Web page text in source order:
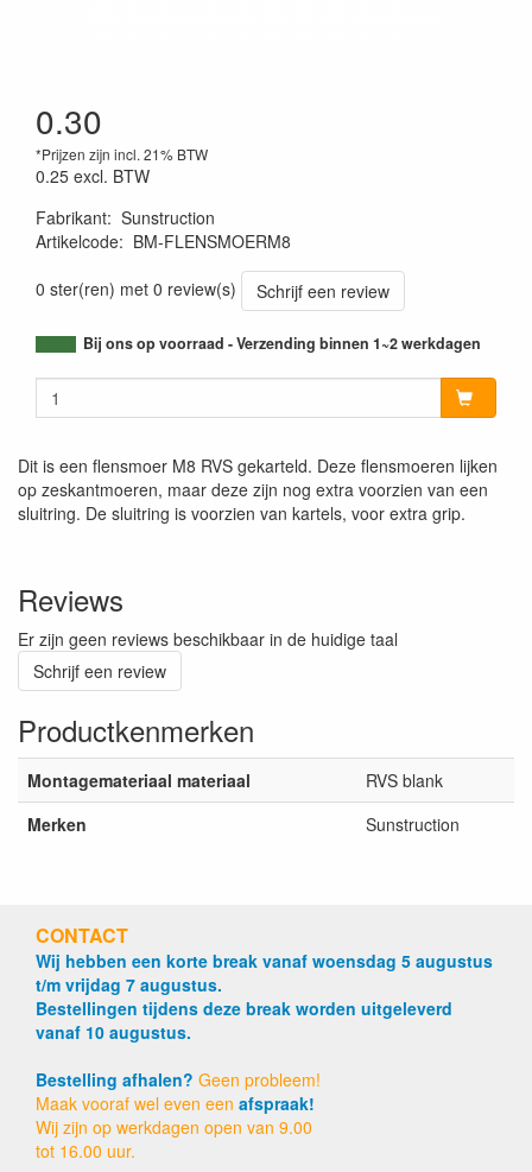
0.30
*Prijzen zijn incl. 21% BTW
0.25 excl. BTW
Fabrikant: Sunstruction
Artikelcode: BM-FLENSMOERM8
0 ster(ren) met 0 review(s)
Schrijf een review
Bij ons op voorraad - Verzending binnen 1~2 werkdagen
Dit is een flensmoer M8 RVS gekarteld. Deze flensmoeren lijken
op zeskantmoeren, maar deze zijn nog extra voorzien van een
sluitring. De sluitring is voorzien van kartels, voor extra grip.
Reviews
Er zijn geen reviews beschikbaar in de huidige taal
Schrijf een review
Productkenmerken
Montagemateriaal materiaal
RVS blank
Merken
Sunstruction
CONTACT
Wij hebben een korte break vanaf woensdag 5 augustus
t/m vrijdag 7 augustus.
Bestellingen tijdens deze break worden uitgeleverd
vanaf 10 augustus.
Bestelling afhalen? Geen probleem!
Maak vooraf wel even een afspraak!
Wij zijn op werkdagen open van 9.00
tot 16.00 uur.